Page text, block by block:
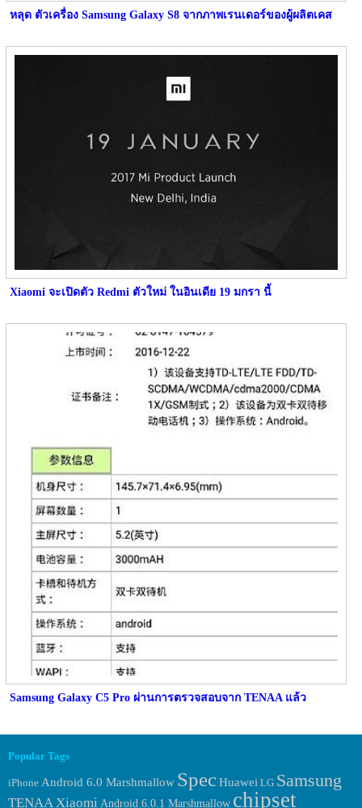
หลุด ตัวเครื่อง Samsung Galaxy S8 จากภาพเรนเดอร์ของผู้ผลิตเคส
Xiaomi จะเปิดตัว Redmi ตัวใหม่ ในอินเดีย 19 มกรา นี้
Samsung Galaxy C5 Pro ผ่านการตรวจสอบจาก TENAA แล้ว
Popular Tags
iPhone Android 6.0 Marshmallow SpecHuawei LG Samsung
TENAAXiaomiAndroid 6.0.1 Marshmallow chipset